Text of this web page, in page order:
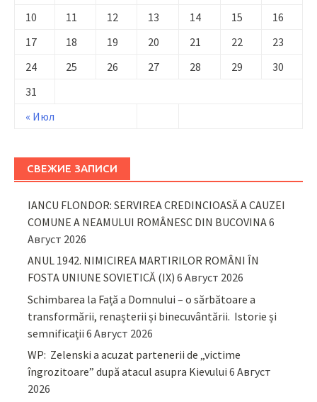
« Июл
10
11 12 13 14 15
16
17
18 19 20 21 22
23
24
25 26 27 28 29
30
31
СВЕЖИЕ ЗАПИСИ
IANCU FLONDOR: SERVIREA CREDINCIOASĂ A CAUZEI
COMUNE A NEAMULUI ROMÂNESC DIN BUCOVINA6
Август 2026
ANUL 1942. NIMICIREA MARTIRILOR ROMÂNI ÎN
FOSTA UNIUNE SOVIETICĂ (IX) 6 Август 2026
Schimbarea la Față a Domnului – o sărbătoare a
transformării, renașterii și binecuvântării. Istorie și
semnificații 6 Август 2026
WP: Zelenski a acuzat partenerii de „victime
îngrozitoare” după atacul asupra Kievului 6 Август
2026